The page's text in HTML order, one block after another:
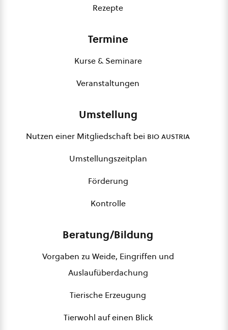
Rezepte
Termine
Kurse & Seminare
Veranstaltungen
Umstellung
Nutzen einer Mitgliedschaft bei bio austria
Umstellungszeitplan
Förderung
Kontrolle
Beratung/Bildung
Vorgaben zu Weide, Eingriffen und
Auslaufüberdachung
Tierische Erzeugung
Tierwohl auf einen Blick